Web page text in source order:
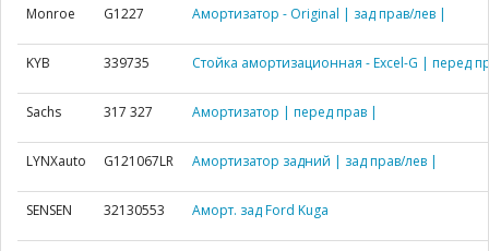
Monroe G1227 Амортизатор - Original | зад прав/лев |
KYB 339735 Стойка амортизационная - Excel-G | перед
Sachs 317 327 Амортизатор | перед прав |
LYNXauto G121067LR Амортизатор задний | зад прав/лев |
SENSEN 32130553 Аморт. зад Ford Kuga